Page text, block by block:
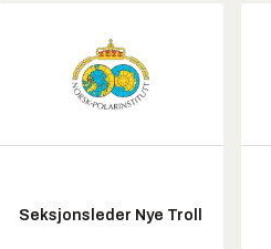
Seksjonsleder Nye Troll